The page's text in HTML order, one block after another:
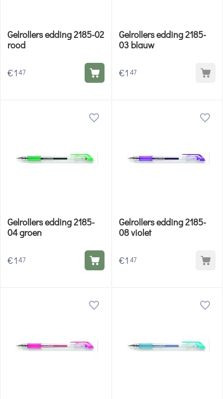
Gelrollers edding 2185-02
rood
€147
Gelrollers edding 2185-
03 blauw
€1 47
Gelrollers edding 2185-
04 groen
€147
Gelrollers edding 2185-
08 violet
€1 47